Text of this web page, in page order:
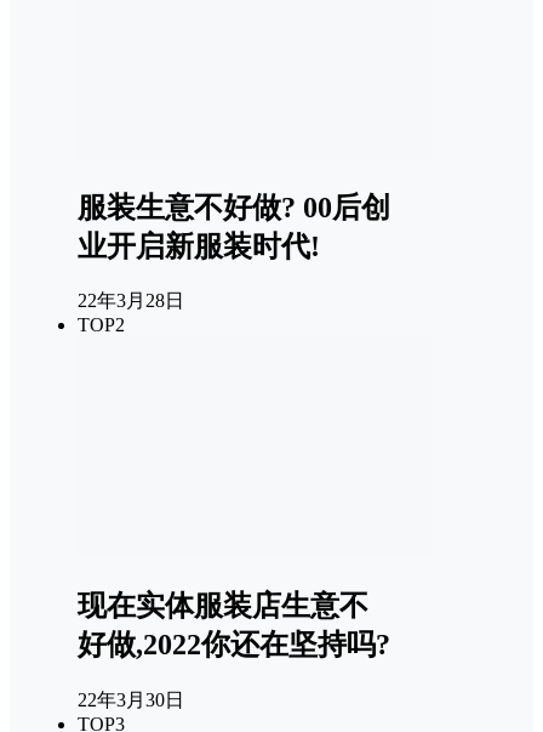
服装生意不好做? 00后创
业开启新服装时代!
22年3月28日
TOP2
现在实体服装店生意不
好做,2022你还在坚持吗?
22年3月30日
TOP3